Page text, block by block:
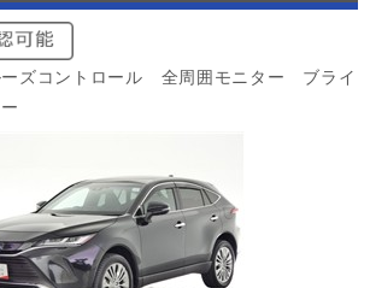
ズコントロール 全周囲モニター ブライ